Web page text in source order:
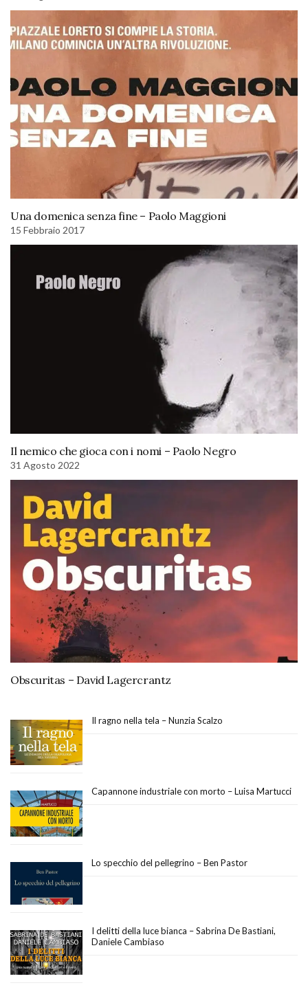
Una domenica senza fine – Paolo Maggioni
15 Febbraio 2017
Il nemico che gioca con i nomi – Paolo Negro
31 Agosto 2022
Obscuritas – David Lagercrantz
Il ragno nella tela – Nunzia Scalzo
Capannone industriale con morto – Luisa Martucci
Lo specchio del pellegrino – Ben Pastor
I delitti della luce bianca – Sabrina De Bastiani,
Daniele Cambiaso